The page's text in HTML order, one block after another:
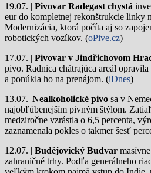
19.07. | Pivovar Radegast chystá
eur do kompletnej rekonštrukcie linky
Modernizácia, ktorá počíta aj so
robotických vozíkov. (oPive.cz)
17.07. | Pivovar v Jindřichovom
pivo. Radnica chátrajúca areál
a ponúkla ho na prenájom. (iDnes)
13.07.| Nealkoholické pivo sa v
najobľúbenejším pivným štýlom.
medziročne vzrástla o 6,5 percenta,
zaznamenala pokles o takmer šesť
12.07. | Budějovický Budvar
zahraničné trhy. Podľa generálneho